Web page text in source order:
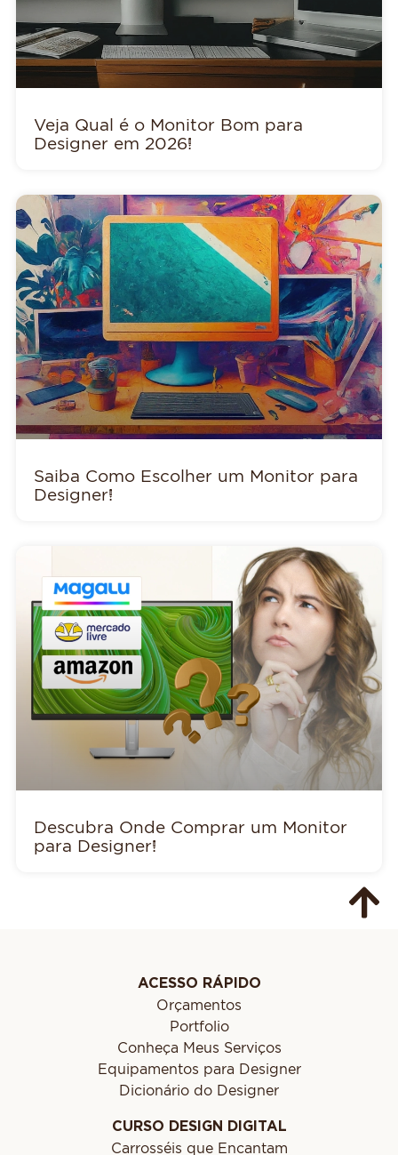
Veja Qual é o Monitor Bom para
Designer em 2026!
Saiba Como Escolher um Monitor para
Designer!
Descubra Onde Comprar um Monitor
para Designer!
ACESSO RÁPIDO
Orçamentos
Portfolio
Conheça Meus Serviços
Equipamentos para Designer
Dicionário do Designer
CURSO DESIGN DIGITAL
Carrosséis que Encantam